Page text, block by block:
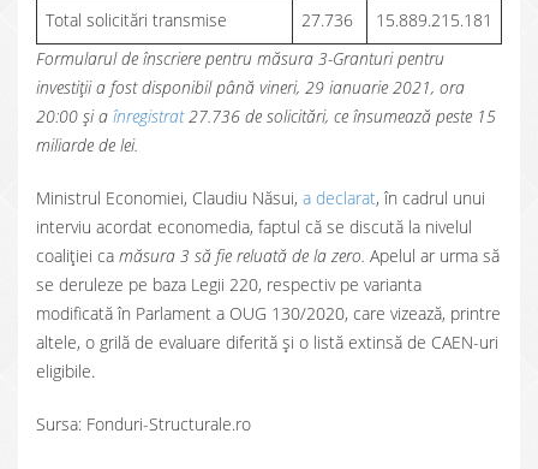
Total solicitări transmise 27.736
15.889.215.181
Formularul de înscriere pentru măsura 3-Granturi pentru
investiții a fost disponibil până vineri, 29 ianuarie 2021, ora
20:00 și a înregistrat27.736 de solicitări, ce însumează peste 15
miliarde de lei.
Ministrul Economiei, Claudiu Năsui, a declarat, în cadrul unui
interviu acordat economedia, faptul că se discută la nivelul
coaliției ca măsura 3 să fie reluată de la zero. Apelul ar urma să
se deruleze pe baza Legii 220, respectiv pe varianta
modificată în Parlament a OUG 130/2020, care vizează, printre
altele, o grilă de evaluare diferită și o listă extinsă de CAEN-uri
eligibile.
Sursa: Fonduri-Structurale.ro